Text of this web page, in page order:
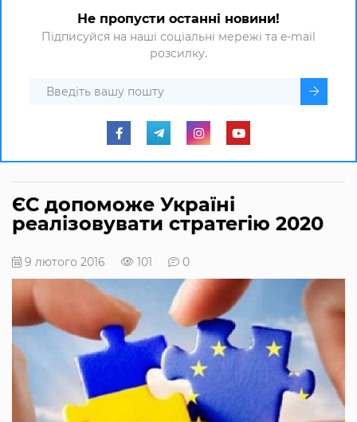
Не пропусти останні новини!
Підписуйся на наші соціальні мережі та e-mail
розсилку.
ЄС допоможе Україні
реалізовувати стратегію 2020
9 лютого 2016 101 0